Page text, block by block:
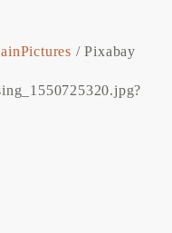
/ Pixabay